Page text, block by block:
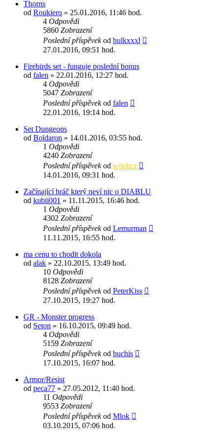
Thorns
od Roukiero » 25.01.2016, 11:46 hod.
4 Odpovědi
5860 Zobrazení
Poslední příspěvekod hulkxxxl
27.01.2016, 09:51 hod.
Firebirds set - funguje poslední bonus
od falen » 22.01.2016, 12:27 hod.
4 Odpovědi
5047 Zobrazení
Poslední příspěvekod falen
22.01.2016, 19:14 hod.
Set Dungeons
od Boldaron » 14.01.2016, 03:55 hod.
1 Odpovědi
4240 Zobrazení
Poslední příspěvekod witekcz
14.01.2016, 09:31 hod.
Začínající hráč který neví nic o DIABLU
od kubii001 » 11.11.2015, 16:46 hod.
1 Odpovědi
4302 Zobrazení
Poslední příspěvekod Lemurman
11.11.2015, 16:55 hod.
ma cenu to chodit dokola
od alak » 22.10.2015, 13:49 hod.
10 Odpovědi
8128 Zobrazení
Poslední příspěvekod PeterKiss
27.10.2015, 19:27 hod.
GR - Monster progress
od Seton » 16.10.2015, 09:49 hod.
4 Odpovědi
5159 Zobrazení
Poslední příspěvekod buchis
17.10.2015, 16:07 hod.
Armor/Resist
od peca77 » 27.05.2012, 11:40 hod.
11 Odpovědi
9553 Zobrazení
Poslední příspěvekod Mlok
03.10.2015, 07:06 hod.